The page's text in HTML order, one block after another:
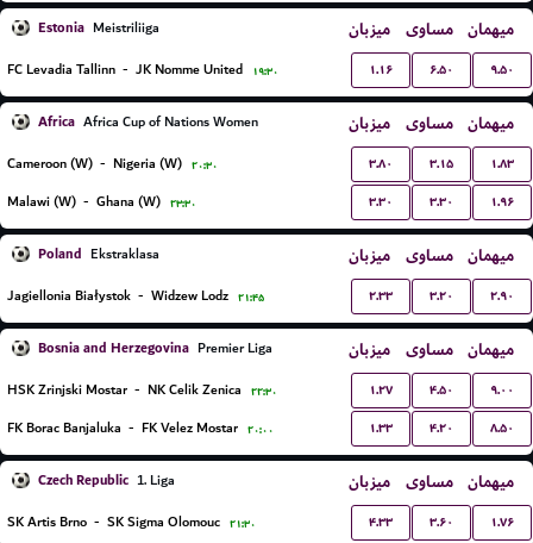
Estonia Meistriliiga میزبان مساوی میهمان
FC Levadia Tallinn - JK Nomme United ۱۹:۳۰ ۱.۱۶ ۶.۵۰ ۹.۵۰
Africa Africa Cup of Nations Women میزبان مساوی میهمان
Cameroon (W) - Nigeria (W) ۲۰:۳۰ ۳.۸۰ ۳.۱۵ ۱.۸۳
Malawi (W) - Ghana (W) ۲۳:۳۰ ۳.۳۰ ۳.۳۰ ۱.۹۶
Poland Ekstraklasa میزبان مساوی میهمان
Jagiellonia Białystok - Widzew Lodz ۲۱:۴۵ ۲.۳۳ ۳.۲۰ ۲.۹۰
Bosnia and Herzegovina Premier Liga میزبان مساوی میهمان
HSK Zrinjski Mostar - NK Celik Zenica ۲۲:۳۰ ۱.۲۷ ۴.۵۰ ۹.۰۰
FK Borac Banjaluka - FK Velez Mostar ۲۰:۰۰ ۱.۳۳ ۴.۲۰ ۸.۵۰
Czech Republic 1. Liga میزبان مساوی میهمان
SK Artis Brno - SK Sigma Olomouc ۲۱:۳۰ ۴.۳۳ ۳.۶۰ ۱.۷۶